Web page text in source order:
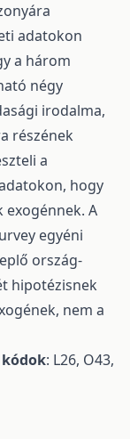
adatokon
a három
négy
irodalma,
részének
a
hogy
A
egyéni
ország-
hipotézisnek
nem a
kódok: L26, O43,